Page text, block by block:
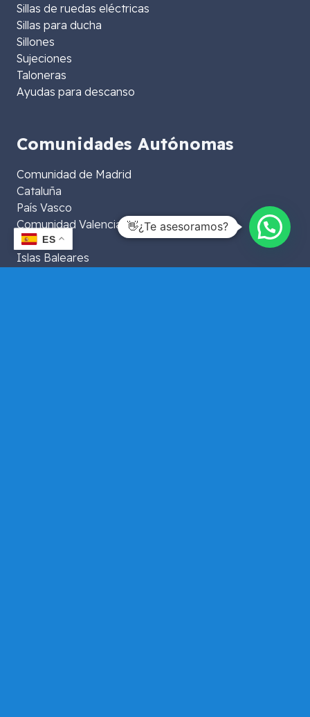
Sillas de ruedas eléctricas
Sillas para ducha
Sillones
Sujeciones
Taloneras
Ayudas para descanso
Comunidades Autónomas
Comunidad de Madrid
Cataluña
País Vasco
Comunidad Valenciana
Andalucía
Islas Baleares
ES
👋¿Te asesoramos?